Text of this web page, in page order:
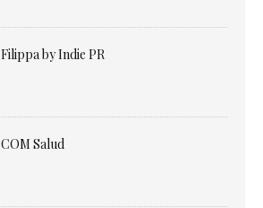
Filippa by Indie PR
COM Salud